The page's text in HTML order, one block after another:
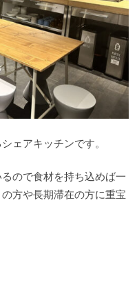
ェアキッチンです。
ので食材を持ち込めば一
方や長期滞在の方に重宝